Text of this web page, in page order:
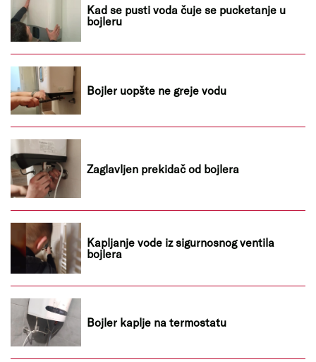
Kad se pusti voda čuje se pucketanje u
bojleru
Bojler uopšte ne greje vodu
Zaglavljen prekidač od bojlera
Kapljanje vode iz sigurnosnog ventila
bojlera
Bojler kaplje na termostatu